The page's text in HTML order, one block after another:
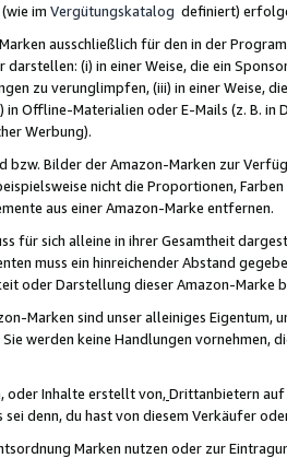
im Vergütungskatalog definiert)
ausschließlich für den in der
(i) in einer Weise, die ein
zu verunglimpfen, (iii) in einer Weise,
Offline-Materialien oder E-Mails (z. B. in
Werbung).
bzw. Bilder der Amazon-Marken zur
nicht die Proportionen,
aus einer Amazon-Marke entfernen.
für sich alleine in ihrer Gesamtheit
muss ein hinreichender Abstand
oder Darstellung dieser Amazon-Marke
Marken sind unser alleiniges
werden keine Handlungen vornehmen,
oder Inhalte erstellt von,Drittanbietern auf
denn, du hast von diesem Verkäufer
Marken nutzen oder zur